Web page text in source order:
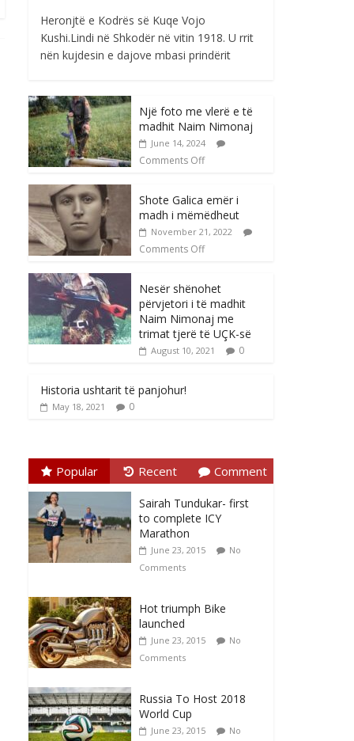
Heronjtë e Kodrës së Kuqe Vojo
Kushi.Lindi në Shkodër në vitin 1918. U rrit
nën kujdesin e dajove mbasi prindërit
Një foto me vlerë e të
madhit Naim Nimonaj
June 14, 2024
Comments Off
Shote Galica emër i
madh i mëmëdheut
November 21, 2022
Comments Off
Nesër shënohet
përvjetori i të madhit
Naim Nimonaj me
trimat tjerë të UÇK-së
August 10, 2021 0
Historia ushtarit të panjohur!
May 18, 2021 0
Popular Recent Comment
Sairah Tundukar- first
to complete ICY
Marathon
June 23, 2015
No
Comments
Hot triumph Bike
launched
June 23, 2015
No
Comments
Russia To Host 2018
World Cup
June 23, 2015
No